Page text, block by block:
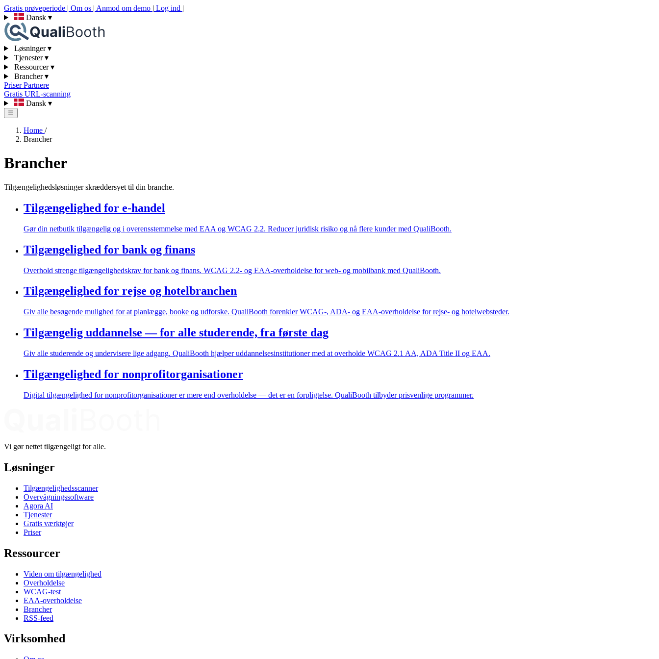
Gratis prøveperiode | Om os | Anmod om demo | Log ind |
Dansk ▾
Løsninger▾
Tjenester▾
Ressourcer▾
Brancher▾
PriserPartnere
Gratis URL-scanning
Dansk ▾
☰
Home /
Brancher
Brancher
Tilgængelighedsløsninger skræddersyet til din branche.
Tilgængelighed for e-handel
Gør din netbutik tilgængelig og i overensstemmelse med EAA og WCAG 2.2. Reducer juridisk risiko og nå flere kunder med QualiBooth.
Tilgængelighed for bank og finans
Overhold strenge tilgængelighedskrav for bank og finans. WCAG 2.2- og EAA-overholdelse for web- og mobilbank med QualiBooth.
Tilgængelighed for rejse og hotelbranchen
Giv alle besøgende mulighed for at planlægge, booke og udforske. QualiBooth forenkler WCAG-, ADA- og EAA-overholdelse for rejse- og hotelwebsteder.
Tilgængelig uddannelse — for alle studerende, fra første dag
Giv alle studerende og undervisere lige adgang. QualiBooth hjælper uddannelsesinstitutioner med at overholde WCAG 2.1 AA, ADA Title II og EAA.
Tilgængelighed for nonprofitorganisationer
Digital tilgængelighed for nonprofitorganisationer er mere end overholdelse — det er en forpligtelse. QualiBooth tilbyder prisvenlige programmer.
Vi gør nettet tilgængeligt for alle.
Løsninger
Tilgængelighedsscanner
Overvågningssoftware
Agora AI
Tjenester
Gratis værktøjer
Priser
Ressourcer
Viden om tilgængelighed
Overholdelse
WCAG-test
EAA-overholdelse
Brancher
RSS-feed
Virksomhed